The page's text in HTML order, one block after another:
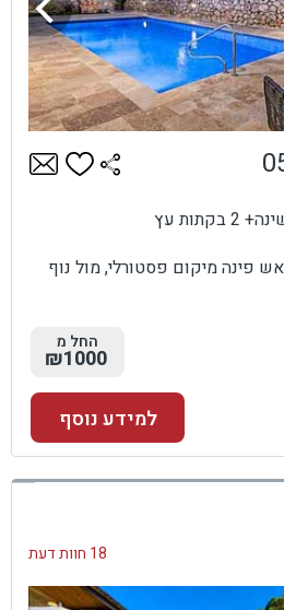
פינה מיקום פסטורלי, מול נוף
החל מ
₪1000
למידע נוסף
18 חוות דעת